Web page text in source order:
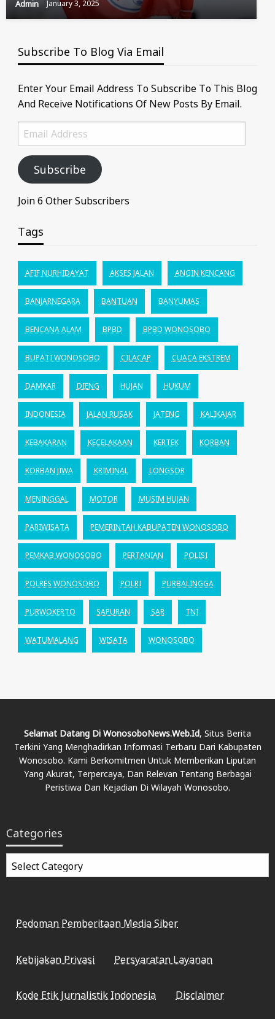
Admin January 3, 2025
Subscribe To Blog Via Email
Enter Your Email Address To Subscribe To This Blog
And Receive Notifications Of New Posts By Email.
Email
Address
Subscribe
Join 6 Other Subscribers
Tags
AFIF NURHIDAYAT AKSES JALAN ANGIN KENCANG
BANJARNEGARA BANTUAN BANYUMAS
BENCANA ALAM BPBD BPBD WONOSOBO
BUPATI WONOSOBO CILACAP CUACA EKSTREM
DAMKAR DIENG HUJAN HUKUM
INDONESIA JALAN RUSAK JATENG KALIKAJAR
KEBAKARAN KECELAKAAN KERTEK KORBAN
KORBAN JIWA KRIMINAL LONGSOR
MENINGGAL MOTOR MUSIM HUJAN
PARIWISATA PEMERINTAH KABUPATEN WONOSOBO
PEMKAB WONOSOBO PERTANIAN POLISI
POLRES WONOSOBO POLRI PURBALINGGA
PURWOKERTO SAPURAN SAR TNI
WATUMALANG WISATA WONOSOBO
Selamat Datang Di WonosoboNews.web.id, Situs Berita
Terkini Yang Menghadirkan Informasi Terbaru Dari Kabupaten
Wonosobo. Kami Berkomitmen Untuk Memberikan Liputan
Yang Akurat, Terpercaya, Dan Relevan Tentang Berbagai
Peristiwa Dan Kejadian Di Wilayah Wonosobo.
Categories
Categories
Pedoman Pemberitaan Media Siber
Kebijakan Privasi Persyaratan Layanan
Kode Etik Jurnalistik Indonesia Disclaimer